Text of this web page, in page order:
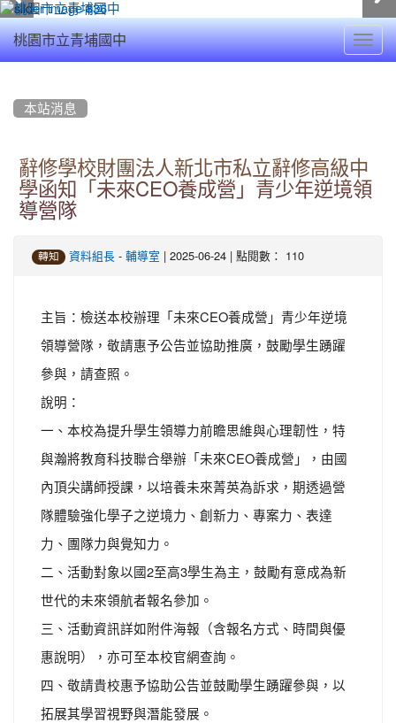
桃園市立青埔國中
本站消息
辭修學校財團法人新北市私立辭修高級中
學函知「未來CEO養成營」青少年逆境領
導營隊
轉知 資料組長 - 輔導室 | 2025-06-24 | 點閱數： 110
主旨：檢送本校辦理「未來CEO養成營」青少年逆境
領導營隊，敬請惠予公告並協助推廣，鼓勵學生踴躍
參與，請查照。
說明：
一、本校為提升學生領導力前瞻思維與心理韌性，特
與瀚將教育科技聯合舉辦「未來CEO養成營」，由國
內頂尖講師授課，以培養未來菁英為訴求，期透過營
隊體驗強化學子之逆境力、創新力、專案力、表達
力、團隊力與覺知力。
二、活動對象以國2至高3學生為主，鼓勵有意成為新
世代的未來領航者報名參加。
三、活動資訊詳如附件海報（含報名方式、時間與優
惠說明），亦可至本校官網查詢。
四、敬請貴校惠予協助公告並鼓勵學生踴躍參與，以
拓展其學習視野與潛能發展。